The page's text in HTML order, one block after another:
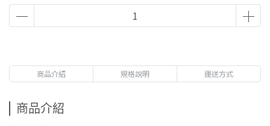
商品介紹 規格說明 運送方式
商品介紹